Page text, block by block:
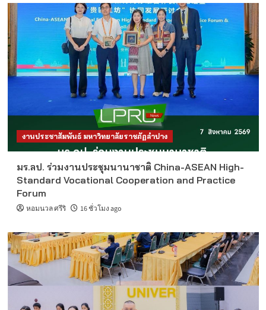
งานประชาสัมพันธ์ มหาวิทยาลัยราชภัฏลำปาง
มร.ลป. ร่วมงานประชุมนานาชาติ China-ASEAN High-
Standard Vocational Cooperation and Practice
Forum
หอมนวล ศรีริ 16 ชั่วโมง ago